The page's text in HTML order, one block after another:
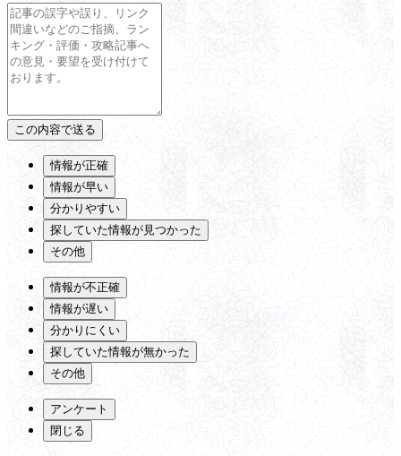
情報が正確
情報が早い
分かりやすい
探していた情報が見つかった
その他
情報が不正確
情報が遅い
分かりにくい
探していた情報が無かった
その他
アンケート
閉じる